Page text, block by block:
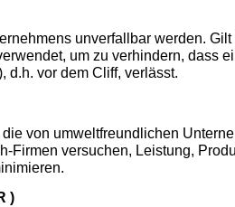
unverfallbar werden.
um zu verhindern, dass
d.h. vor dem Cliff, verlässt.
von umweltfreundlichen
Firmen versuchen, Leistung,
)